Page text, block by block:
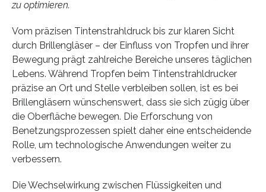
zu optimieren.
Vom präzisen Tintenstrahldruck bis zur klaren Sicht
durch Brillengläser – der Einfluss von Tropfen und ihrer
Bewegung prägt zahlreiche Bereiche unseres täglichen
Lebens. Während Tropfen beim Tintenstrahldrucker
präzise an Ort und Stelle verbleiben sollen, ist es bei
Brillengläsern wünschenswert, dass sie sich zügig über
die Oberfläche bewegen. Die Erforschung von
Benetzungsprozessen spielt daher eine entscheidende
Rolle, um technologische Anwendungen weiter zu
verbessern.
Die Wechselwirkung zwischen Flüssigkeiten und